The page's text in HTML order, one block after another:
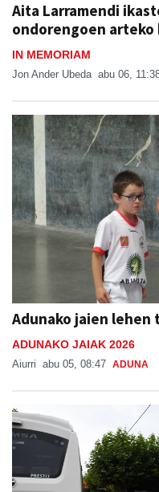
Aita Larramendi
ondorengoen arteko
IN MEMORIAM
Jon Ander Ubeda abu 06,
Adunako jaien
ADUNAKO JAIAK 2026
Aiurri abu 05, 08:47 ADUNA